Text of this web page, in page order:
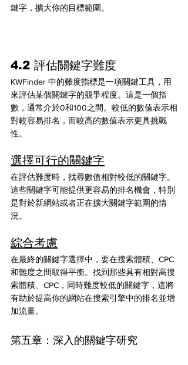
鍵字，擴大你的目標範圍。
4.2 評估關鍵字難度
KWFinder 中的難度指標是一項關鍵工具，用
來評估某個關鍵字的競爭程度。這是一個指
數，通常介於0和100之間。較低的數值表示相
對較容易排名，而較高的數值表示更具挑戰
性。
選擇可行的關鍵字
在評估難度時，找尋數值相對較低的關鍵字。
這些關鍵字可能提供更容易的排名機會，特別
是對於新網站或者正在擴大關鍵字範圍的情
況。
綜合考慮
在最終的關鍵字選擇中，要在搜索體積、CPC
和難度之間取得平衡。找到那些具有相對高搜
索體積、CPC，同時難度較低的關鍵字，這將
有助於提高你的網站在搜索引擎中的排名並增
加流量。
第五章：深入的關鍵字研究